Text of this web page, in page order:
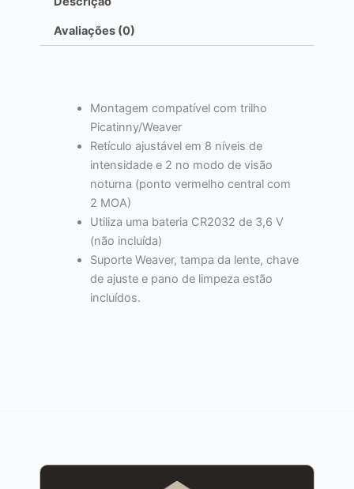
Avaliações (0)
Montagem compatível com trilho
Picatinny/Weaver
Retículo ajustável em 8 níveis de
intensidade e 2 no modo de visão
noturna (ponto vermelho central com
2 MOA)
Utiliza uma bateria CR2032 de 3,6 V
(não incluída)
Suporte Weaver, tampa da lente, chave
de ajuste e pano de limpeza estão
incluídos.